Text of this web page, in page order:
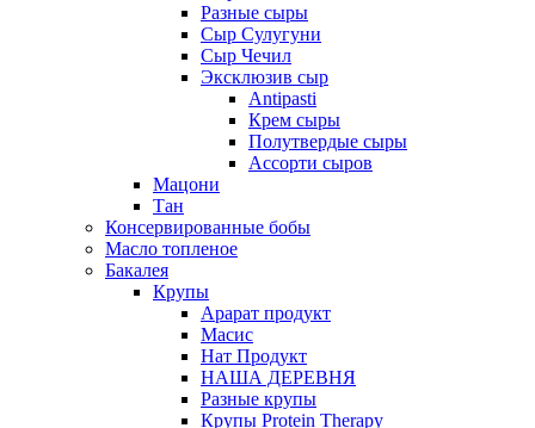
Разные сыры
Сыр Сулугуни
Сыр Чечил
Эксклюзив сыр
Antipasti
Крем сыры
Полутвердые сыры
Ассорти сыров
Мацони
Тан
Консервированные бобы
Масло топленое
Бакалея
Крупы
Арарат продукт
Масис
Нат Продукт
НАША ДЕРЕВНЯ
Разные крупы
Крупы Protein Therapy